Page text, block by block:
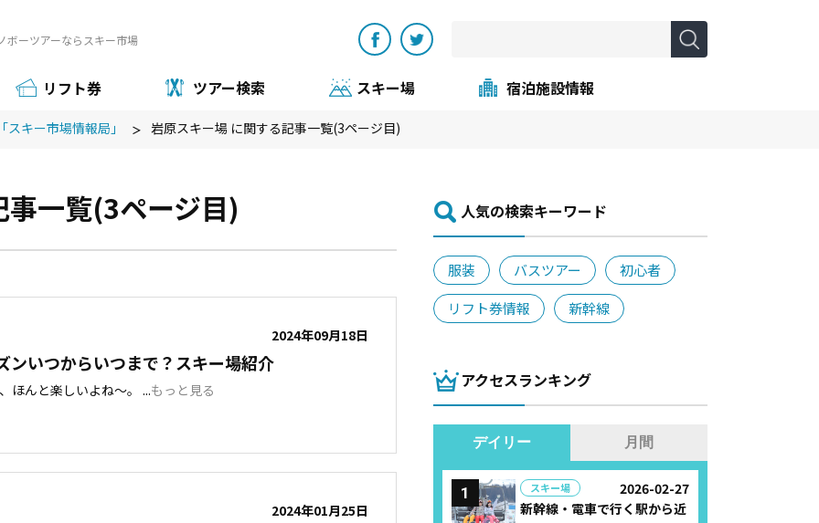
ボーツアーならスキー市場
リフト券 ツアー検索 スキー場 宿泊施設情報
キー市場情報局」 岩原スキー場 に関する記事一覧(3ページ目)
一覧(3ページ目)
2024年09月18日
ンいつからいつまで？スキー場紹介
ほんと楽しいよね～。 ...もっと見る
2024年01月25日
⼈気の検索キーワード
服装 バスツアー
初心者
リフト券情報
新幹線
アクセスランキング
デイリー 月間
スキー場
2026-02-27
新幹線・電車で行く駅から近